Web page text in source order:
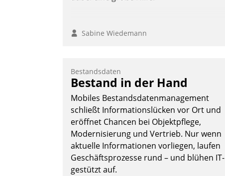
Sabine Wiedemann
Bestandsdaten
Bestand in der Hand
Mobiles Bestandsdatenmanagement
schließt Informationslücken vor Ort und
eröffnet Chancen bei Objektpflege,
Modernisierung und Vertrieb. Nur wenn
aktuelle Informationen vorliegen, laufen
Geschäftsprozesse rund – und blühen IT-
gestützt auf.